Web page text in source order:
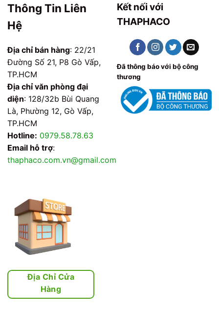
Thông Tin Liên
Hệ
Địa chỉ bán hàng: 22/21
Đường Số 21, P8 Gò Vấp,
TP.HCM
Địa chỉ văn phòng đại
diện: 128/32b Bùi Quang
Là, Phường 12, Gò Vấp,
TP.HCM
Hotline: 0979.58.78.63
Email hỗ trợ:
thaphaco.com.vn@gmail.com
Kết nối với
THAPHACO
Đã thông báo với bộ công
thương
Địa Chỉ Cửa
Hàng